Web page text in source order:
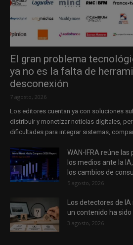
El gran problema
ya no es la falta de
desconexión
7 agosto, 2026
Los editores cuentan ya con soluciones
distribuir y monetizar noticias digitales,
dificultades para integrar sistemas,
WAN-IFRA reúne
los medios ante la
los cambios de
5 agosto, 2026
Los detectores de
un contenido ha
3 agosto, 2026